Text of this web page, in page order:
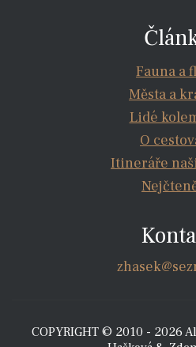
Fauna a
Města a
Lidé
O
Itineráře
COPYRIGHT © 2010 - 2026